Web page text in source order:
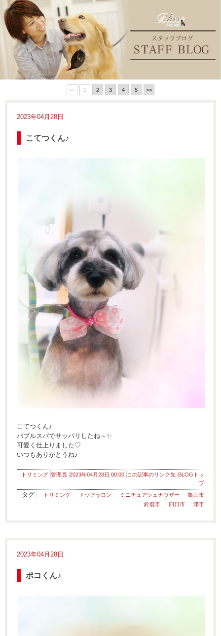
<< 1 2 3 4 5 >>
2023年04月28日
こてつくん♪
こてつくん♪
バブルスパでサッパリしたね～✨
可愛く仕上りました♡
いつもありがとうね♪
トリミング 管理員 2023年04月28日 00:00 この記事のリンク先 BLOGトッ
プ
タグ トリミング ドッグサロン ミニチュアシュナウザー
亀山市
鈴鹿市
四日市 津市
2023年04月28日
ポコくん♪